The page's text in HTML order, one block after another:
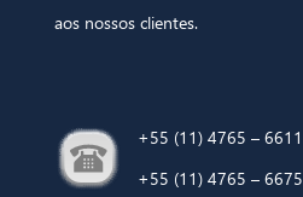
aos nossos clientes.
+55 (11) 4765 – 6611
+55 (11) 4765 – 6675